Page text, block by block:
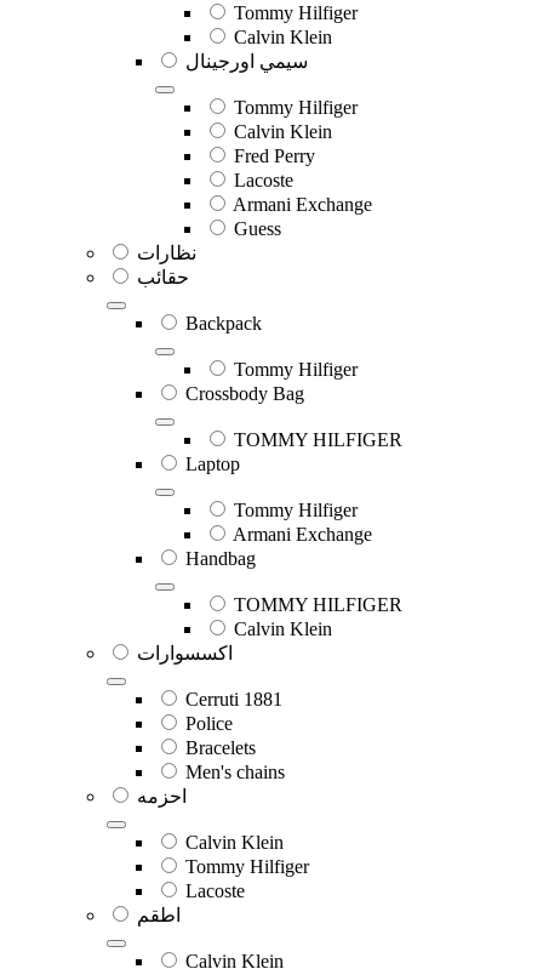
Tommy Hilfiger
Calvin Klein
سيمي اورجينال
Tommy Hilfiger
Calvin Klein
Fred Perry
Lacoste
Armani Exchange
Guess
نظارات
حقائب
Backpack
Tommy Hilfiger
Crossbody Bag
TOMMY HILFIGER
Laptop
Tommy Hilfiger
Armani Exchange
Handbag
TOMMY HILFIGER
Calvin Klein
اكسسوارات
Cerruti 1881
Police
Bracelets
Men's chains
احزمه
Calvin Klein
Tommy Hilfiger
Lacoste
اطقم
Calvin Klein